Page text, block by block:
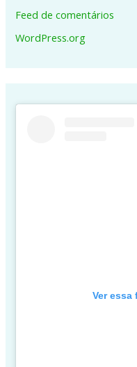
Feed de comentários
WordPress.org
Ver essa